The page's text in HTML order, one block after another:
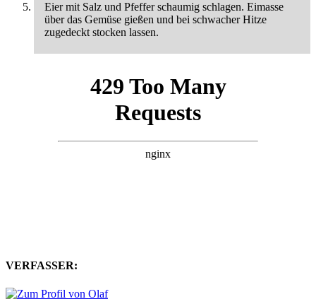
Eier mit Salz und Pfeffer schaumig schlagen. Eimasse
über das Gemüse gießen und bei schwacher Hitze
zugedeckt stocken lassen.
VERFASSER: